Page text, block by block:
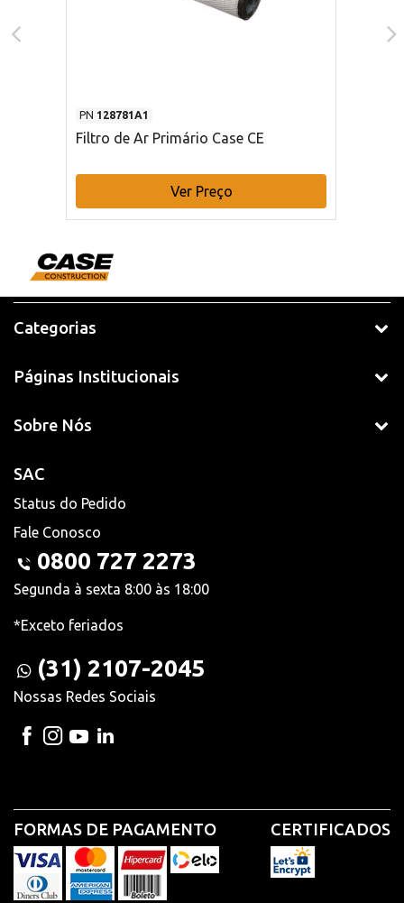
PN 128781A1
Filtro de Ar Primário Case CE
Ver Preço
Categorias
Páginas Institucionais
Sobre Nós
SAC
Status do Pedido
Fale Conosco
0800 727 2273
Segunda à sexta 8:00 às 18:00
*Exceto feriados
(31) 2107-2045
Nossas Redes Sociais
FORMAS DE PAGAMENTO CERTIFICADOS